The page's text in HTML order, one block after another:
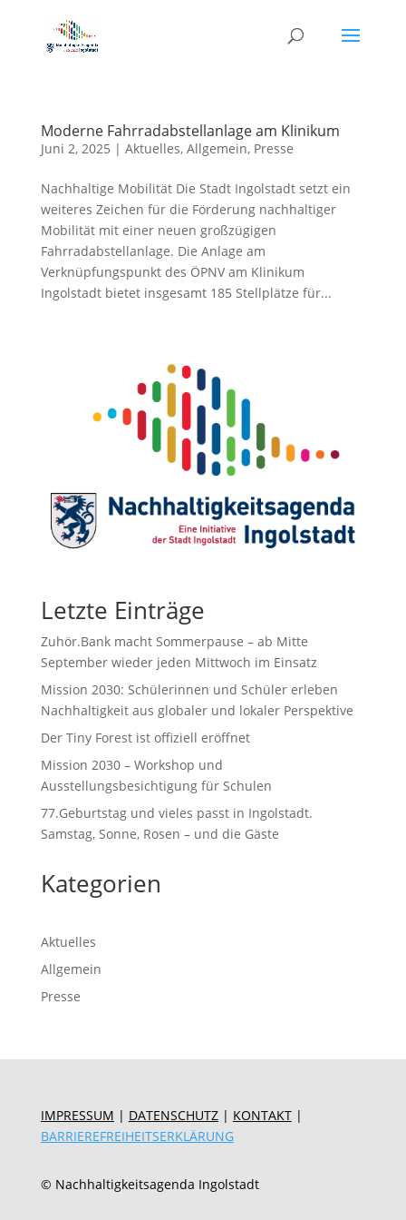
Moderne Fahrradabstellanlage am Klinikum
Juni 2, 2025 | Aktuelles, Allgemein, Presse
Nachhaltige Mobilität Die Stadt Ingolstadt setzt ein
weiteres Zeichen für die Förderung nachhaltiger
Mobilität mit einer neuen großzügigen
Fahrradabstellanlage. Die Anlage am
Verknüpfungspunkt des ÖPNV am Klinikum
Ingolstadt bietet insgesamt 185 Stellplätze für...
Letzte Einträge
Zuhör.Bank macht Sommerpause – ab Mitte
September wieder jeden Mittwoch im Einsatz
Mission 2030: Schülerinnen und Schüler erleben
Nachhaltigkeit aus globaler und lokaler Perspektive
Der Tiny Forest ist offiziell eröffnet
Mission 2030 – Workshop und
Ausstellungsbesichtigung für Schulen
77.Geburtstag und vieles passt in Ingolstadt.
Samstag, Sonne, Rosen – und die Gäste
Kategorien
Aktuelles
Allgemein
Presse
IMPRESSUM | DATENSCHUTZ| KONTAKT |
BARRIEREFREIHEITSERKLÄRUNG
© Nachhaltigkeitsagenda Ingolstadt